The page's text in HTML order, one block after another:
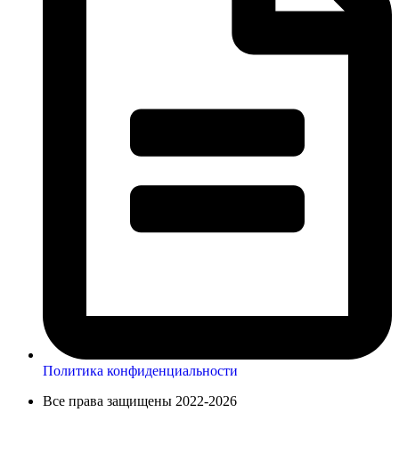
Политика конфиденциальности
Все права защищены 2022-2026